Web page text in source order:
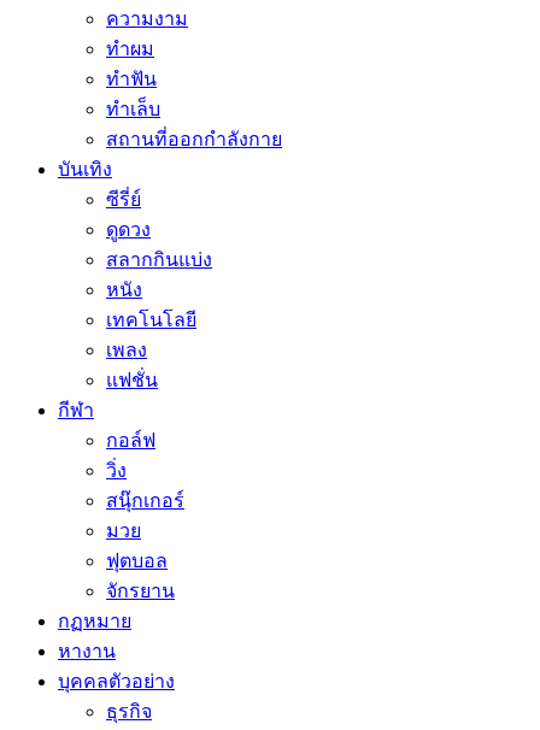
ความงาม
ทำผม
ทำฟัน
ทำเล็บ
สถานที่ออกกำลังกาย
บันเทิง
ซีรี่ย์
ดูดวง
สลากกินแบ่ง
หนัง
เทคโนโลยี
เพลง
แฟชั่น
กีฬา
กอล์ฟ
วิ่ง
สนุ๊กเกอร์
มวย
ฟุตบอล
จักรยาน
กฏหมาย
หางาน
บุคคลตัวอย่าง
ธุรกิจ